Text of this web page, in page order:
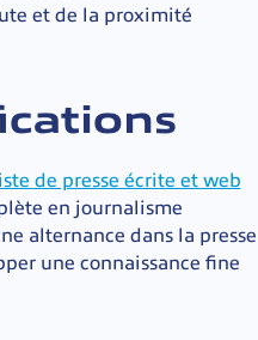
et de la proximité
de presse écrite et web
en journalisme
alternance dans la presse
une connaissance fine